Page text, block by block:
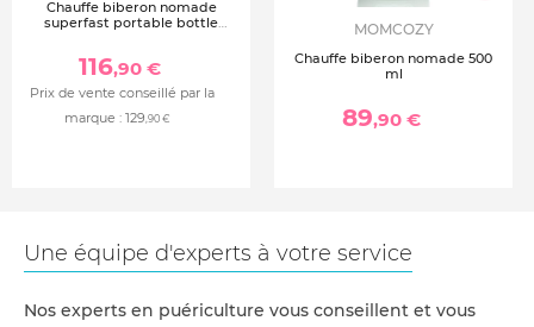
Chauffe biberon nomade
superfast portable bottle
116,90 €
Prix de vente conseillé par la
marque : 129,90 €
MOMCOZY
Chauffe biberon nomade 500
ml
89,90 €
Une équipe d'experts à votre service
Nos experts en puériculture vous conseillent et vous